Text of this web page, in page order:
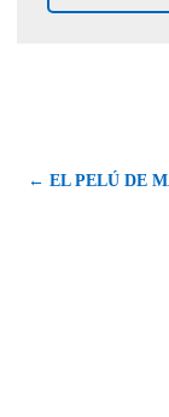
← EL PELÚ DE